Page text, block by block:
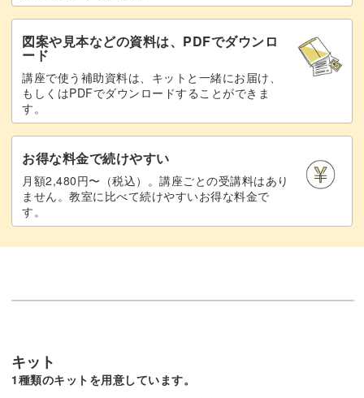
図案や見本などの資料は、PDFでダウンロ
ード
講座で使う補助資料は、キットと一緒にお届け、
もしくはPDFでダウンロードすることができま
す。
お得な料金で続けやすい
月額2,480円〜（税込）。講座ごとの受講料はあり
ません。教室に比べて続けやすいお得な料金で
す。
キット
1種類のキットを用意しています。